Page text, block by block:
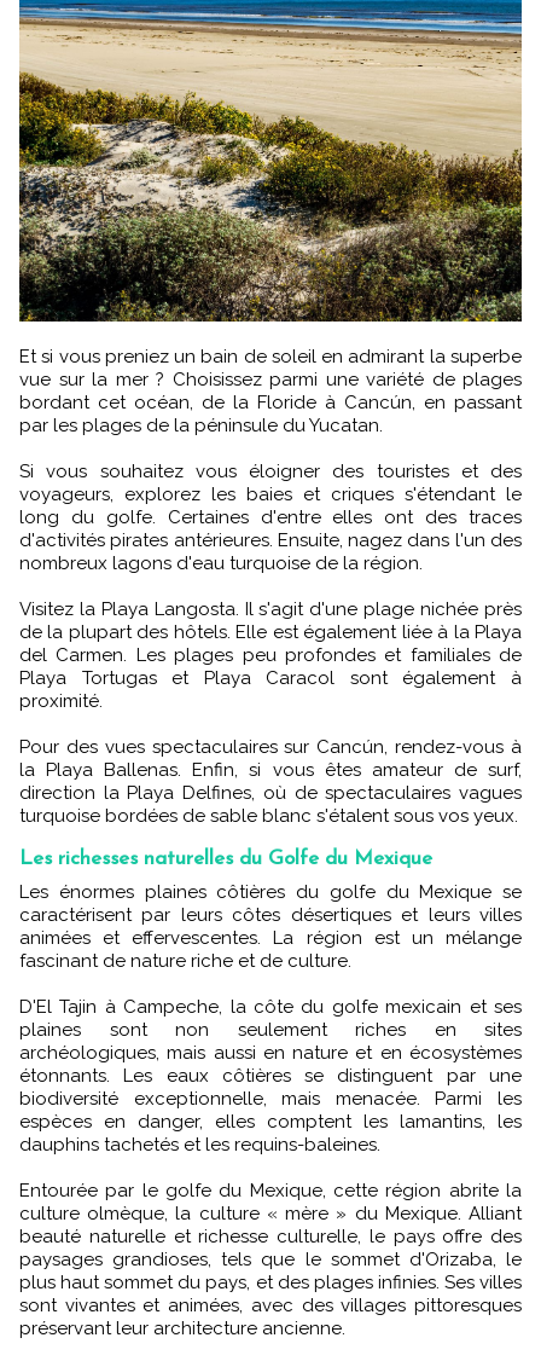
Et si vous preniez un bain de soleil en admirant la superbe
vue sur la mer ? Choisissez parmi une variété de plages
bordant cet océan, de la Floride à Cancún, en passant
par les plages de la péninsule du Yucatan.
Si vous souhaitez vous éloigner des touristes et des
voyageurs, explorez les baies et criques s'étendant le
long du golfe. Certaines d'entre elles ont des traces
d'activités pirates antérieures. Ensuite, nagez dans l'un des
nombreux lagons d'eau turquoise de la région.
Visitez la Playa Langosta. Il s'agit d'une plage nichée près
de la plupart des hôtels. Elle est également liée à la Playa
del Carmen. Les plages peu profondes et familiales de
Playa Tortugas et Playa Caracol sont également à
proximité.
Pour des vues spectaculaires sur Cancún, rendez-vous à
la Playa Ballenas. Enfin, si vous êtes amateur de surf,
direction la Playa Delfines, où de spectaculaires vagues
turquoise bordées de sable blanc s'étalent sous vos yeux.
Les richesses naturelles du Golfe du Mexique
Les énormes plaines côtières du golfe du Mexique se
caractérisent par leurs côtes désertiques et leurs villes
animées et effervescentes. La région est un mélange
fascinant de nature riche et de culture.
D'El Tajin à Campeche, la côte du golfe mexicain et ses
plaines sont non seulement riches en sites
archéologiques, mais aussi en nature et en écosystèmes
étonnants. Les eaux côtières se distinguent par une
biodiversité exceptionnelle, mais menacée. Parmi les
espèces en danger, elles comptent les lamantins, les
dauphins tachetés et les requins-baleines.
Entourée par le golfe du Mexique, cette région abrite la
culture olmèque, la culture « mère » du Mexique. Alliant
beauté naturelle et richesse culturelle, le pays offre des
paysages grandioses, tels que le sommet d'Orizaba, le
plus haut sommet du pays, et des plages infinies. Ses villes
sont vivantes et animées, avec des villages pittoresques
préservant leur architecture ancienne.